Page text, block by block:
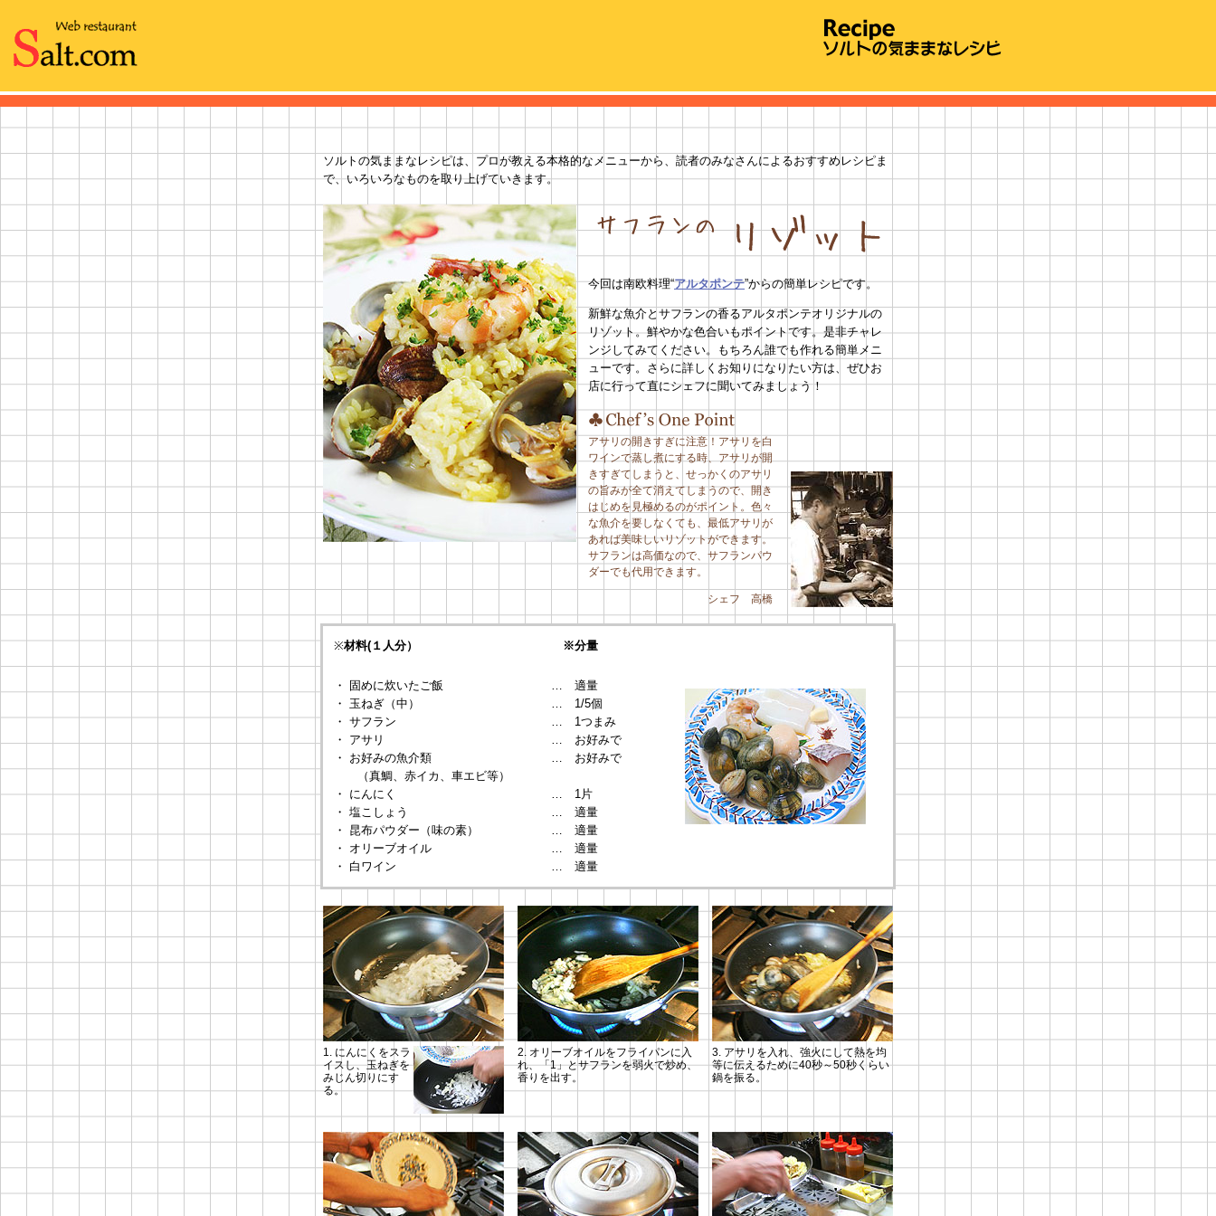
ソルトの気ままなレシピは、プロが教える本格的なメニューから、読者のみなさんによるおすすめレシピま
で、いろいろなものを取り上げていきます。
今回は南欧料理“アルタポンテ”からの簡単レシピです。
新鮮な魚介とサフランの香るアルタポンテオリジナルの
リゾット。鮮やかな色合いもポイントです。是非チャレ
ンジしてみてください。もちろん誰でも作れる簡単メニ
ューです。さらに詳しくお知りになりたい方は、ぜひお
店に行って直にシェフに聞いてみましょう！
アサリの開きすぎに注意！アサリを白
ワインで蒸し煮にする時、アサリが開
きすぎてしまうと、せっかくのアサリ
の旨みが全て消えてしまうので、開き
はじめを見極めるのがポイント。色々
な魚介を要しなくても、最低アサリが
あれば美味しいリゾットができます。
サフランは高価なので、サフランパウ
ダーでも代用できます。
シェフ 高橋
※材料(１人分） ※分量
・ 固めに炊いたご飯
・ 玉ねぎ（中）
・ サフラン
・ アサリ
・ お好みの魚介類
（真鯛、赤イカ、車エビ等）
・ にんにく
・ 塩こしょう
・ 昆布パウダー（味の素）
・ オリーブオイル
・ 白ワイン
… 適量
… 1/5個
… 1つまみ
… お好みで
… お好みで
… 1片
… 適量
… 適量
… 適量
… 適量
1. にんにくをスラ
イスし、玉ねぎを
みじん切りにす
る。
2. オリーブオイルをフライパンに入
れ、「1」とサフランを弱火で炒め、
香りを出す。
3. アサリを入れ、強火にして熱を均
等に伝えるために40秒～50秒くらい
鍋を振る。